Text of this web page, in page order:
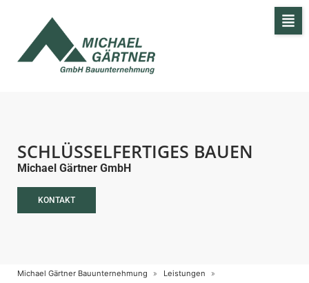
SCHLÜSSELFERTIGES BAUEN
Michael Gärtner GmbH
KONTAKT
Michael Gärtner Bauunternehmung
Leistungen